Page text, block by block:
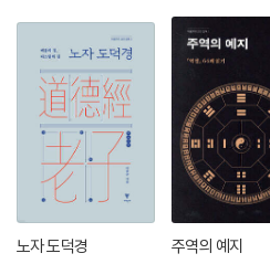
노자 도덕경 주역의 예지